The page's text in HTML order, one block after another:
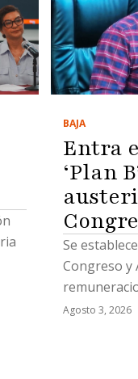
BAJA
Entra
‘Plan
Se
Congreso y
electorales
Agosto 3, 2026